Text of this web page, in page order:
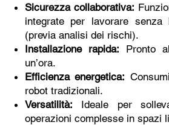
Sicurezza collaborativa:
integrate per lavorare senza
(previa analisi dei rischi).
Installazione rapida: Pronto
un’ora.
Efficienza energetica:
robot tradizionali.
Versatilità: Ideale per
operazioni complesse in spazi